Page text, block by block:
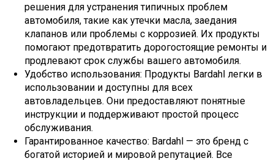
решения для устранения типичных проблем
автомобиля, такие как утечки масла, заедания
клапанов или проблемы с коррозией. Их продукты
помогают предотвратить дорогостоящие ремонты и
продлевают срок службы вашего автомобиля.
Удобство использования: Продукты Bardahl легки в
использовании и доступны для всех
автовладельцев. Они предоставляют понятные
инструкции и поддерживают простой процесс
обслуживания.
Гарантированное качество: Bardahl — это бренд с
богатой историей и мировой репутацией. Все